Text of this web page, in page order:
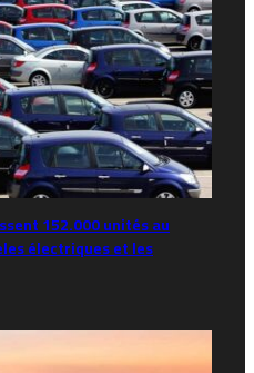
152.000 unités au
électriques et les